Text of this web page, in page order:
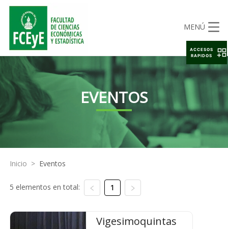
MENÚ
EVENTOS
Inicio > Eventos
5 elementos en total: 1
Vigesimoquintas
ACCESOS
RAPIDOS